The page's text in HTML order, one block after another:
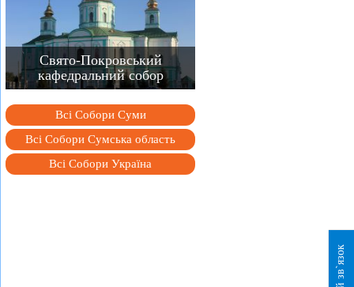
Свято-Покровський
кафедральний собор
Всі Собори Суми
Всі Собори Сумська область
Всі Собори Україна